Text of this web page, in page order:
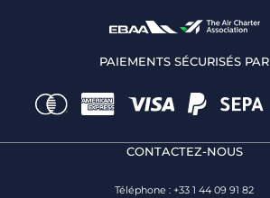
PAIEMENTS SÉCURISÉS PAR
CONTACTEZ-NOUS
Téléphone : +33 1 44 09 91 82